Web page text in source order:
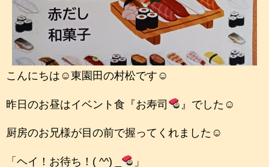
こんにちは☺東園田の村松です☺
昨日のお昼はイベント食『お寿司 』でした☺
厨房のお兄様が目の前で握ってくれました☺
「ヘイ！お待ち！( ^^) _ 」